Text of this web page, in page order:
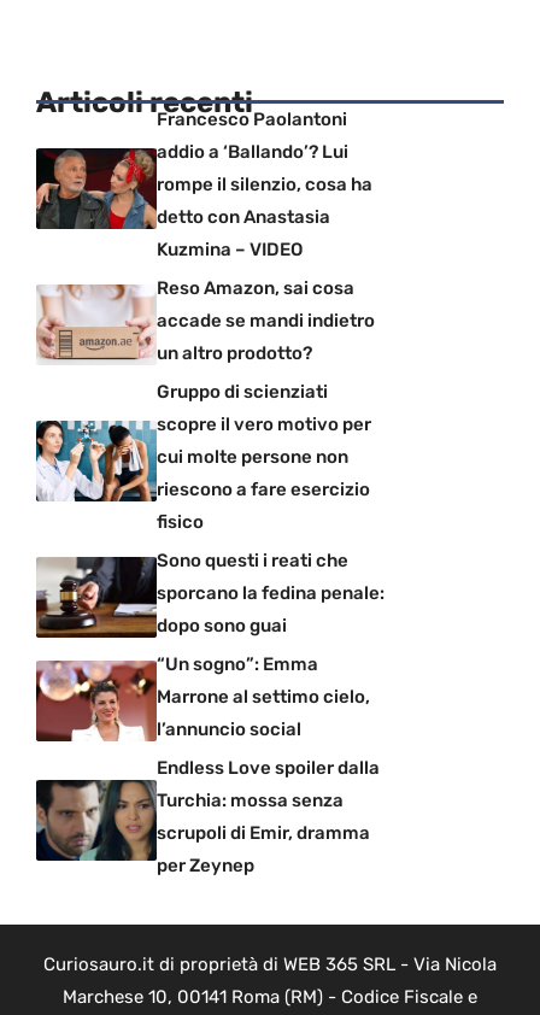
Articoli recentiFrancesco Paolantoni
addio a ‘Ballando’? Lui
rompe il silenzio, cosa ha
detto con Anastasia
Kuzmina – VIDEO
Reso Amazon, sai cosa
accade se mandi indietro
un altro prodotto?
Gruppo di scienziati
scopre il vero motivo per
cui molte persone non
riescono a fare esercizio
fisico
Sono questi i reati che
sporcano la fedina penale:
dopo sono guai
“Un sogno”: Emma
Marrone al settimo cielo,
l’annuncio social
Endless Love spoiler dalla
Turchia: mossa senza
scrupoli di Emir, dramma
per Zeynep
Curiosauro.it di proprietà di WEB 365 SRL - Via Nicola
Marchese 10, 00141 Roma (RM) - Codice Fiscale e